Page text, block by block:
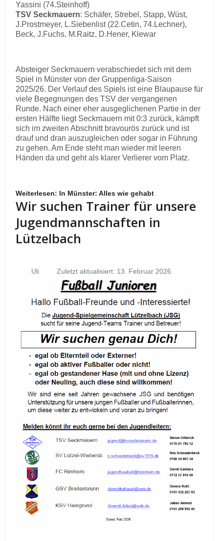
Yassini (74.Steinhoff)
TSV Seckmauern: Schäfer, Strebel, Stapp, Wüst,
J.Prostmeyer, L.Siebenlist (22.Cetin, 74.Lechner),
Beck, J.Fuchs, M.Raitz, D.Hener, Klewar
Absteiger Seckmauern verabschiedet sich mit dem
Spiel in Münster von der Gruppenliga-Saison
2025/26. Der Verlauf des Spiels ist eine Blaupause für
viele Begegnungen des TSV der vergangenen
Runde. Nach einer eher ausgeglichenen Partie in der
ersten Hälfte liegt Seckmauern mit 0:3 zurück, kämpft
sich im zweiten Abschnitt bravourös zurück und ist
drauf und dran auszugleichen oder sogar in Führung
zu gehen. Am Ende steht man wieder mit leeren
Händen da und geht als klarer Verlierer vom Platz.
Weiterlesen: In Münster: Alles wie gehabt
Wir suchen Trainer für unsere
Jugendmannschaften in
Lützelbach
Uli Zuletzt aktualisiert: 13. Februar 2026